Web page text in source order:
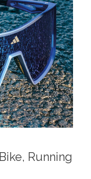
Running